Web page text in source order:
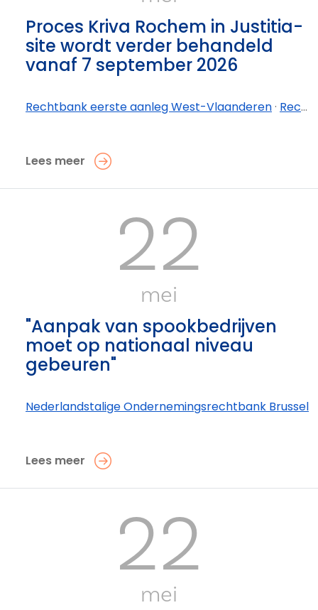
Proces Kriva Rochem in Justitia-
site wordt verder behandeld
vanaf 7 september 2026
Rechtbank eerste aanleg West-Vlaanderen· Rechtbank eerste aanleg West-Vlaanderen - afdeling Brugge
Lees meer
22
mei
"Aanpak van spookbedrijven
moet op nationaal niveau
gebeuren"
Nederlandstalige Ondernemings­rechtbank Brussel
Lees meer
22
mei